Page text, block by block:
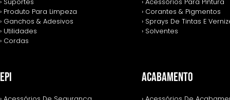
› Suportes
› Produto Para Limpeza
› Ganchos & Adesivos
› Utilidades
› Cordas
› Acessórios Para Pintura
› Corantes & Pigmentos
› Sprays De Tintas E
› Solventes
EPI ACABAMENTO